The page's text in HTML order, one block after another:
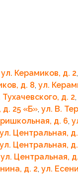
ул. Керамиков, д. 2,
д. 8, ул.
Тухачевского, д. 2,
25 «Б», ул. В.
д. 6,
ул. Центральная, д.
ул. Центральная,
ул. Центральная,
д. 2, ул.